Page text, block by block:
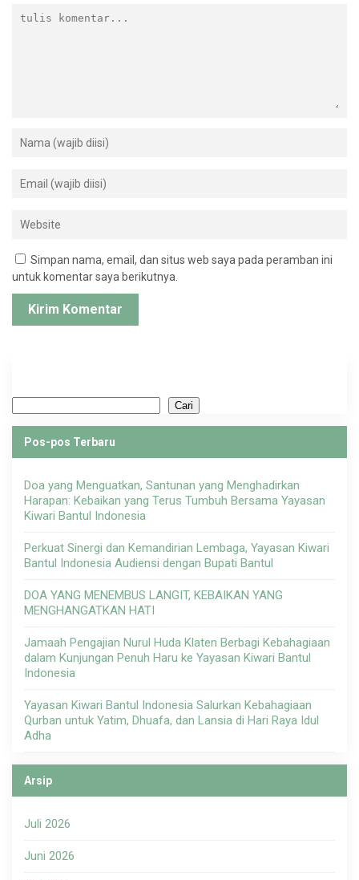
Simpan nama, email, dan situs web saya pada peramban ini
untuk komentar saya berikutnya.
Cari
Pos-pos Terbaru
Doa yang Menguatkan, Santunan yang Menghadirkan
Harapan: Kebaikan yang Terus Tumbuh Bersama Yayasan
Kiwari Bantul Indonesia
Perkuat Sinergi dan Kemandirian Lembaga, Yayasan Kiwari
Bantul Indonesia Audiensi dengan Bupati Bantul
DOA YANG MENEMBUS LANGIT, KEBAIKAN YANG
MENGHANGATKAN HATI
Jamaah Pengajian Nurul Huda Klaten Berbagi Kebahagiaan
dalam Kunjungan Penuh Haru ke Yayasan Kiwari Bantul
Indonesia
Yayasan Kiwari Bantul Indonesia Salurkan Kebahagiaan
Qurban untuk Yatim, Dhuafa, dan Lansia di Hari Raya Idul
Adha
Arsip
Juli 2026
Juni 2026